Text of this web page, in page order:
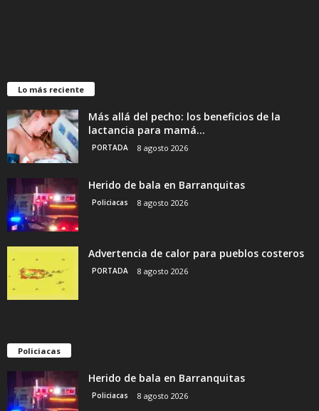
Lo más reciente
Más allá del pecho: los beneficios de la
lactancia para mamá...
PORTADA 8 agosto 2026
Herido de bala en Barranquitas
Policiacas 8 agosto 2026
Advertencia de calor para pueblos costeros
PORTADA 8 agosto 2026
Policiacas
Herido de bala en Barranquitas
Policiacas 8 agosto 2026